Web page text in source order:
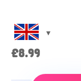
£8.99